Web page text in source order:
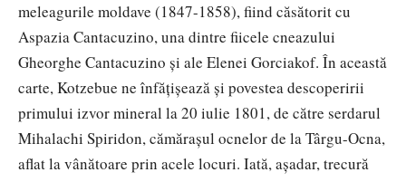
meleagurile moldave (1847-1858), fiind căsătorit cu
Aspazia Cantacuzino, una dintre fiicele cneazului
Gheorghe Cantacuzino şi ale Elenei Gorciakof. În această
carte, Kotzebue ne înfățișează și povestea descoperirii
primului izvor mineral la 20 iulie 1801, de către serdarul
Mihalachi Spiridon, cămărașul ocnelor de la Târgu-Ocna,
aflat la vânătoare prin acele locuri. Iată, așadar, trecură